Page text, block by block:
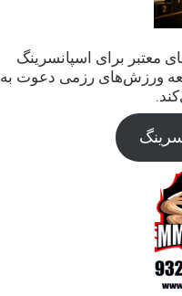
معتبر برای اسپانسرینگ
ورزش‌های رزمی دعوت به